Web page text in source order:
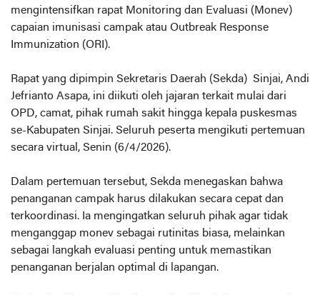
mengintensifkan rapat Monitoring dan Evaluasi (Monev)
capaian imunisasi campak atau Outbreak Response
Immunization (ORI).
Rapat yang dipimpin Sekretaris Daerah (Sekda) Sinjai, Andi
Jefrianto Asapa, ini diikuti oleh jajaran terkait mulai dari
OPD, camat, pihak rumah sakit hingga kepala puskesmas
se-Kabupaten Sinjai. Seluruh peserta mengikuti pertemuan
secara virtual, Senin (6/4/2026).
Dalam pertemuan tersebut, Sekda menegaskan bahwa
penanganan campak harus dilakukan secara cepat dan
terkoordinasi. Ia mengingatkan seluruh pihak agar tidak
menganggap monev sebagai rutinitas biasa, melainkan
sebagai langkah evaluasi penting untuk memastikan
penanganan berjalan optimal di lapangan.